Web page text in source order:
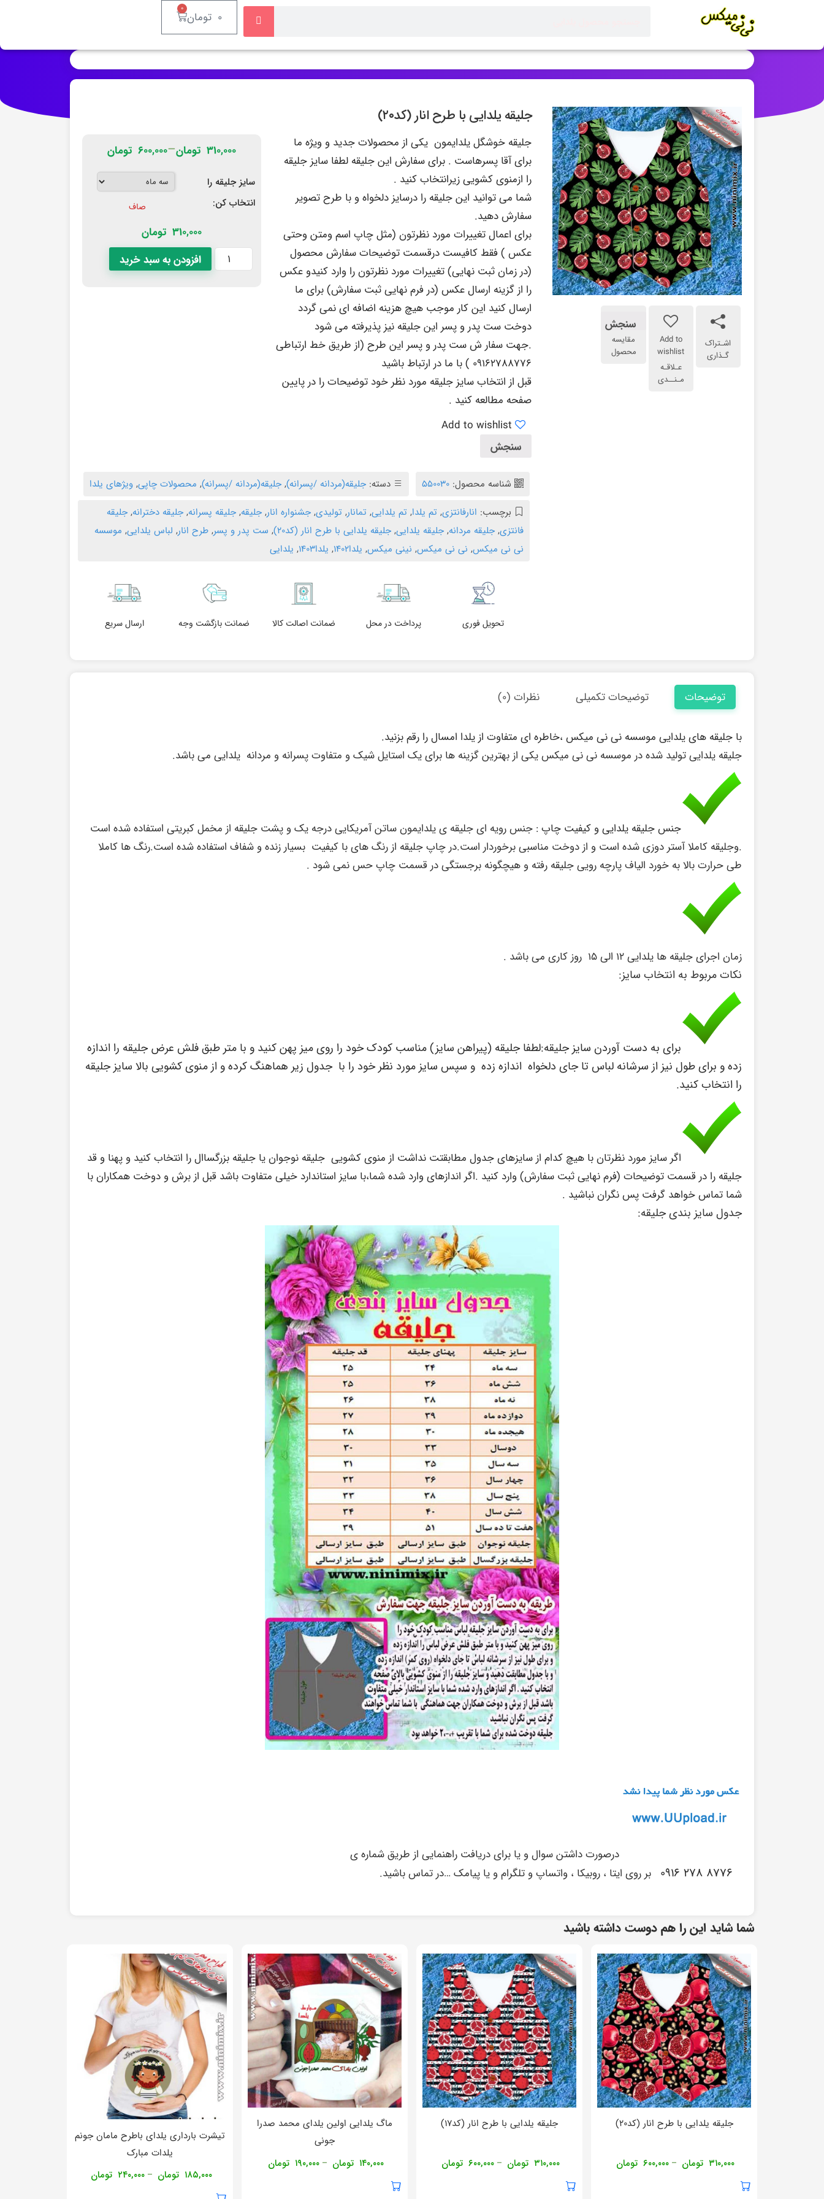
۰ تومان ۰
اشـتراک
گـذاری
Add to
wishlist
عـلاقـه
مـنــدی
سنجش
مقایسه
محصول
جلیقه یلدایی با طرح انار (کد۲۰)
جلیقه خوشگل یلدایمون یکی از محصولات جدید و ویژه ما
برای آقا پسرهاست . برای سفارش این جلیقه لطفا سایز جلیقه
را ازمنوی کشویی زیرانتخاب کنید .
شما می توانید این جلیقه را درسایز دلخواه و با طرح تصویر
سفارش دهید.
برای اعمال تغییرات مورد نظرتون (مثل چاپ اسم ومتن وحتی
عکس ) فقط کافیست درقسمت توضیحات سفارش محصول
(در زمان ثبت نهایی) تغییرات مورد نظرتون را وارد کنیدو عکس
را از گزینه ارسال عکس (در فرم نهایی ثبت سفارش) برای ما
ارسال کنید این کار موجب هیچ هزینه اضافه ای نمی گردد
دوخت ست پدر و پسر این جلیقه نیز پذیرفته می شود
.جهت سفار ش ست پدر و پسر این طرح (از طریق خط ارتباطی
۰۹۱۶۲۷۸۸۷۷۶ ) با ما در ارتباط باشید
قبل از انتخاب سایز جلیقه مورد نظر خود توضیحات را در پایین
صفحه مطالعه کنید .
۳۱۰,۰۰۰ تومان–۶۰۰,۰۰۰ تومان
سایز جلیقه را
انتخاب کن:
صاف
310,000 تومان
افزودن به سبد خرید
Add to wishlist
سنجش
شناسه محصول: 550030 دسته: جلیقه(مردانه /پسرانه), جلیقه(مردانه /پسرانه), محصولات چاپی, ویژهای یلدا
برچسب: انارفانتزی, تم یلدا, تم یلدایی, تمانار, تولیدی, جشنواره انار, جلیقه, جلیقه پسرانه, جلیقه دخترانه, جلیقه
فانتزی, جلیقه مردانه, جلیقه یلدایی, جلیقه یلدایی با طرح انار (کد۲۰) , ست پدر و پسر, طرح انار, لباس یلدایی, موسسه
نی نی میکس, نی نی میکس, نینی میکس, یلدا۱۴۰۲ , یلدا۱۴۰۳ , یلدایی
تحویل فوری پرداخت در محل ضمانت اصالت کالا ضمانت بازگشت وجه ارسال سریع
توضیحات توضیحات تکمیلی نظرات (۰)
با جلیقه های یلدایی موسسه نی نی میکس ،خاطره ای متفاوت از یلدا امسال را رقم بزنید.
جلیقه یلدایی تولید شده در موسسه نی نی میکس یکی از بهترین گزینه ها برای یک استایل شیک و متفاوت پسرانه و مردانه یلدایی می باشد.
جنس جلیقه یلدایی و کیفیت چاپ : جنس رویه ای جلیقه ی یلدایمون ساتن آمریکایی درجه یک و پشت جلیقه از مخمل کبریتی استفاده شده است
.وجلیقه کاملا آستر دوزی شده است و از دوخت مناسبی برخوردار است.در چاپ جلیقه از رنگ های با کیفیت بسیار زنده و شفاف استفاده شده است.رنگ ها کاملا
طی حرارت بالا به خورد الیاف پارچه رویی جلیقه رفته و هیچگونه برجستگی در قسمت چاپ حس نمی شود .
زمان اجرای جلیقه ها یلدایی ۱۲ الی ۱۵ روز کاری می باشد .
نکات مربوط به انتخاب سایز:
برای به دست آوردن سایز جلیقه:لطفا جلیقه (پیراهن سایز) مناسب کودک خود را روی میز پهن کنید و با متر طبق فلش عرض جلیقه را اندازه
زده و برای طول نیز از سرشانه لباس تا جای دلخواه اندازه زده و سپس سایز مورد نظر خود را با جدول زیر هماهنگ کرده و از منوی کشویی بالا سایز جلیقه
را انتخاب کنید.
اگر سایز مورد نظرتان با هیچ کدام از سایزهای جدول مطابقتت نداشت از منوی کشویی جلیقه نوجوان یا جلیقه بزرگساال را انتخاب کنید و پهنا و قد
جلیقه را در قسمت توضیحات (فرم نهایی ثبت سفارش) وارد کنید .اگر اندازهای وارد شده شما،با سایز استاندارد خیلی متفاوت باشد قبل از برش و دوخت همکاران با
شما تماس خواهد گرفت پس نگران نباشید .
جدول سایز بندی جلیقه:
درصورت داشتن سوال و یا برای دریافت راهنمایی از طریق شماره ی
۸۷۷۶ ۲۷۸ ۰۹۱۶ بر روی ایتا ، روبیکا ، واتساپ و تلگرام و یا پیامک …در تماس باشید.
شما شاید این را هم دوست داشته باشید
جلیقه یلدایی با طرح انار (کد۲۰)
۳۱۰,۰۰۰ تومان – ۶۰۰,۰۰۰ تومان
جلیقه یلدایی با طرح انار (کد۱۷)
۳۱۰,۰۰۰ تومان – ۶۰۰,۰۰۰ تومان
ماگ یلدایی اولین یلدای محمد صدرا
جونی
۱۴۰,۰۰۰ تومان – ۱۹۰,۰۰۰ تومان
تیشرت بارداری یلدای باطرح مامان جونم
یلدات مبارک
۱۸۵,۰۰۰ تومان – ۲۴۰,۰۰۰ تومان